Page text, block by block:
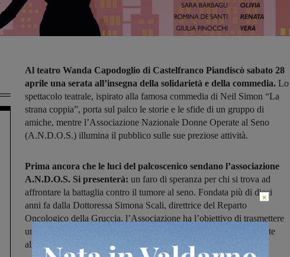
Al teatro Wanda Capodoglio di Castelfranco Piandiscò sabato 28
aprile una serata all’insegna della solidarietà e della commedia. Lo
spettacolo teatrale, ispirato alla famosa commedia di Neil Simon “La
strana coppia”, porta sul palco le storie e le sfide di un gruppo di
amiche, mentre l’Associazione Nazionale Donne Operate al Seno
(A.N.D.O.S.) illumina il pubblico sulle sue preziose attività.
Prima ancora che le luci del palcoscenico sendano l’associazione
A.N.D.O.S. Si presenterà: un faro di speranza per chi si trova ad
affrontare la battaglia contro il tumore al seno. Fondata più di dieci
anni fa dalla Dottoressa Simona Scali, direttrice del Reparto
Oncologico della Gruccia, l’Associazione ha l’obiettivo di trasmettere
un messaggio di solidarietà e di sensibilizzare sulle tematiche legate
alla prevenzione.
×